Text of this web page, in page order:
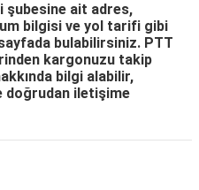
şubesine ait adres,
bilgisi ve yol tarifi gibi
bulabilirsiniz. PTT
kargonuzu takip
bilgi alabilir,
doğrudan iletişime